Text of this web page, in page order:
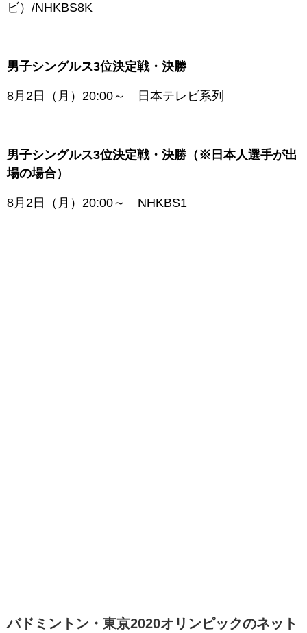
ビ）/NHKBS8K
男子シングルス3位決定戦・決勝
8月2日（月）20:00～ 日本テレビ系列
男子シングルス3位決定戦・決勝（※日本人選手が出
場の場合）
8月2日（月）20:00～ NHKBS1
バドミントン・東京2020オリンピックのネット